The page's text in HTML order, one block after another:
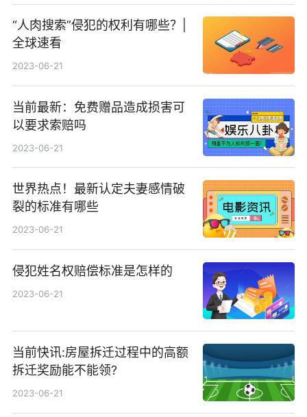
“人肉搜索”侵犯的权利有哪些？|
全球速看
2023-06-21
当前最新：免费赠品造成损害可
以要求索赔吗
2023-06-21
世界热点！最新认定夫妻感情破
裂的标准有哪些
2023-06-21
侵犯姓名权赔偿标准是怎样的
2023-06-21
当前快讯:房屋拆迁过程中的高额
拆迁奖励能不能领?
2023-06-21